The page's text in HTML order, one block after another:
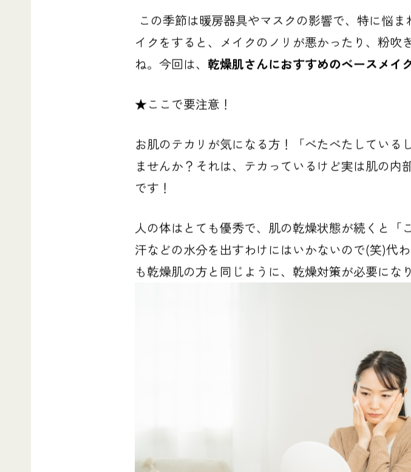
この季節は暖房器具やマスクの影響で、特に悩ま
イクをすると、メイクのノリが悪かったり、粉吹
ね。 今回は、 乾燥肌さんにおすすめのベースメイ
★ここで要注意！
お肌のテカリが気になる方！「べたべたしてい
ませんか？それは、テカっているけど実は肌の内
です！
人の体はとても優秀で、肌の乾燥状態が続くと「
汗などの水分を出すわけにはいかないので(笑)代
も乾燥肌の方と同じように、乾燥対策が必要にな